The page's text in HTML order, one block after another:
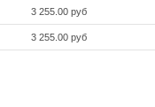
3 255.00 руб
3 255.00 руб